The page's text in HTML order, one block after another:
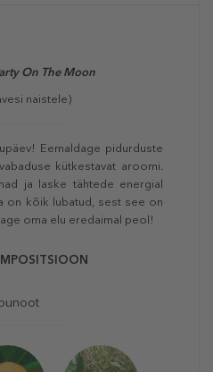
On The Moon
naistele)
Eemaldage pidurduste
kütkestavat aroomi.
ja laske tähtede energial
on kõik lubatud, sest see on
oma elu eredaimal peol!